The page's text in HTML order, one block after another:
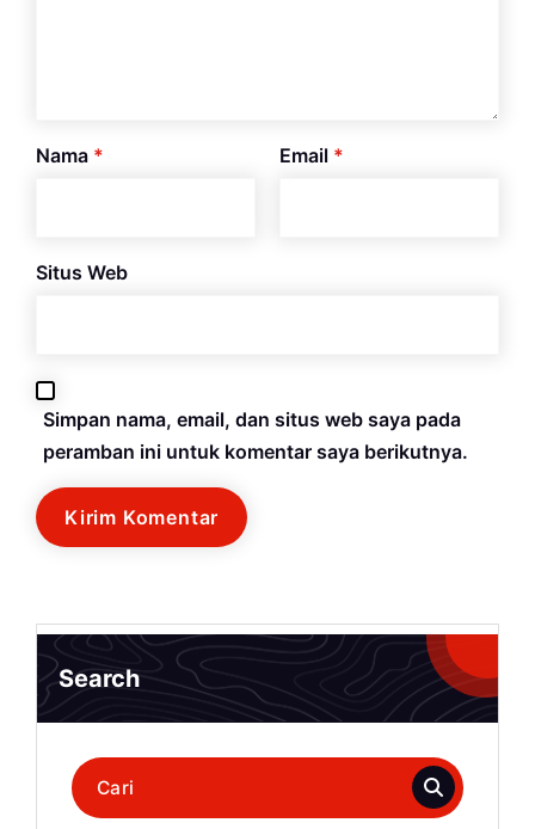
Nama * Email *
Situs Web
Simpan nama, email, dan situs web saya pada
peramban ini untuk komentar saya berikutnya.
Search
Pencarian
untuk: